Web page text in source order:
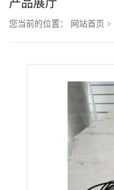
公
产品展厅
您当前的位置： 网站首页 >